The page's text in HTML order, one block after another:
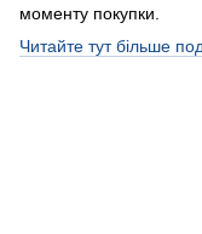
моменту покупки.
Читайте тут більше